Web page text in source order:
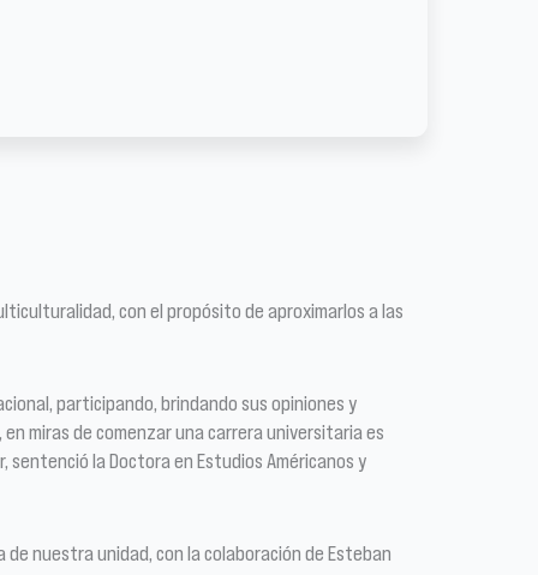
con el propósito de aproximarlos a las
participando, brindando sus opiniones y
miras de comenzar una carrera universitaria es
la Doctora en Estudios Américanos y
nuestra unidad, con la colaboración de Esteban